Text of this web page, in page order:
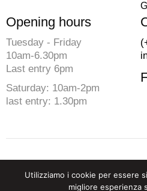
Opening hours
Tuesday - Friday
10am-6.30pm
Last entry 6pm
Saturday: 10am-2pm
last entry: 1.30pm
© 2026 Fondazione
P.iva 07729910633
Utilizziamo i cookie per essere
migliore esperienza